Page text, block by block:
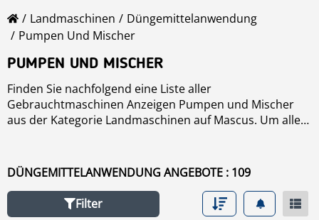
Landmaschinen
Düngemittelanwendung
Pumpen Und Mischer
PUMPEN UND MISCHER
Finden Sie nachfolgend eine Liste aller
Gebrauchtmaschinen Anzeigen Pumpen und Mischer
aus der Kategorie Landmaschinen auf Mascus. Um alle
Über die Filter auf der linken Seite können Sie die Suche
DÜNGEMITTELANWENDUNG ANGEBOTE : 109
Filter